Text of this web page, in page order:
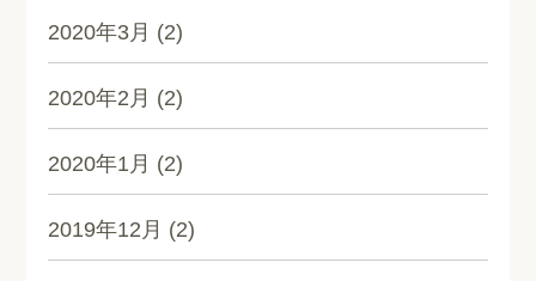
2020年3月 (2)
2020年2月 (2)
2020年1月 (2)
2019年12月 (2)